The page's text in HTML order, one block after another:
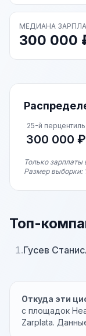
МЕДИАНА
300 000
25-й перцентиль
300 000 ₽
Только
Размер выборки:
Топ-
1.Гусев
Откуда эти
с площадок
Zarplata.